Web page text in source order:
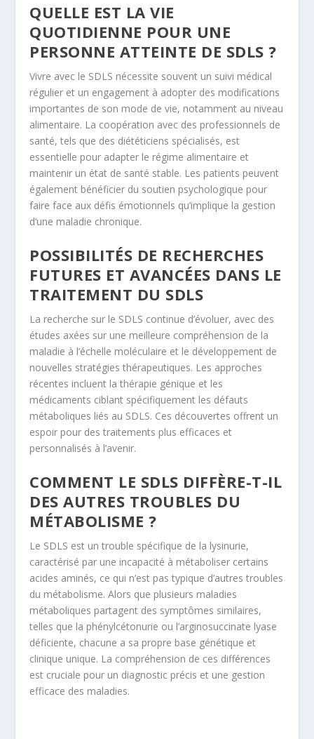
QUELLE EST LA VIE
QUOTIDIENNE POUR UNE
PERSONNE ATTEINTE DE SDLS ?
Vivre avec le SDLS nécessite souvent un suivi médical
régulier et un engagement à adopter des modifications
importantes de son mode de vie, notamment au niveau
alimentaire. La coopération avec des professionnels de
santé, tels que des diététiciens spécialisés, est
essentielle pour adapter le régime alimentaire et
maintenir un état de santé stable. Les patients peuvent
également bénéficier du soutien psychologique pour
faire face aux défis émotionnels qu’implique la gestion
d’une maladie chronique.
POSSIBILITÉS DE RECHERCHES
FUTURES ET AVANCÉES DANS LE
TRAITEMENT DU SDLS
La recherche sur le SDLS continue d’évoluer, avec des
études axées sur une meilleure compréhension de la
maladie à l’échelle moléculaire et le développement de
nouvelles stratégies thérapeutiques. Les approches
récentes incluent la thérapie génique et les
médicaments ciblant spécifiquement les défauts
métaboliques liés au SDLS. Ces découvertes offrent un
espoir pour des traitements plus efficaces et
personnalisés à l’avenir.
COMMENT LE SDLS DIFFÈRE-T-IL
DES AUTRES TROUBLES DU
MÉTABOLISME ?
Le SDLS est un trouble spécifique de la lysinurie,
caractérisé par une incapacité à métaboliser certains
acides aminés, ce qui n’est pas typique d’autres troubles
du métabolisme. Alors que plusieurs maladies
métaboliques partagent des symptômes similaires,
telles que la phénylcétonurie ou l’arginosuccinate lyase
déficiente, chacune a sa propre base génétique et
clinique unique. La compréhension de ces différences
est cruciale pour un diagnostic précis et une gestion
efficace des maladies.